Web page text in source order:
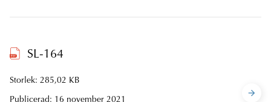
SL-164
Storlek: 285,02 KB
Publicerad: 16 november 2021